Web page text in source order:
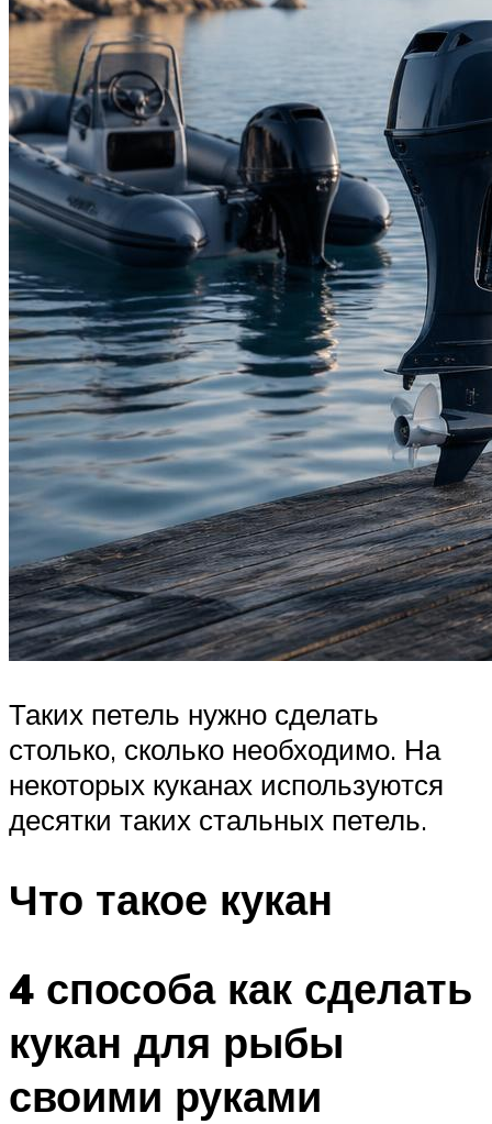
Таких петель нужно сделать
столько, сколько необходимо. На
некоторых куканах используются
десятки таких стальных петель.
Что такое кукан
4 способа как сделать
кукан для рыбы
своими руками